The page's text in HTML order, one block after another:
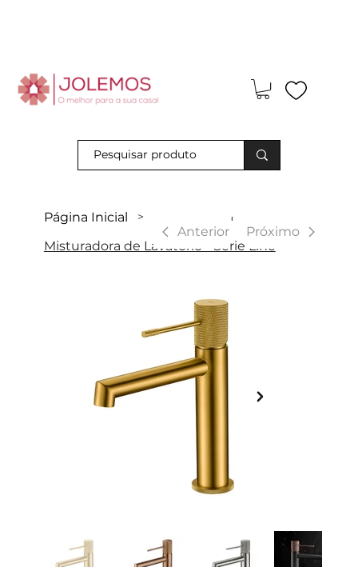
Página Inicial >
Misturadora de Lavatório - Série Line
Anterior Próximo